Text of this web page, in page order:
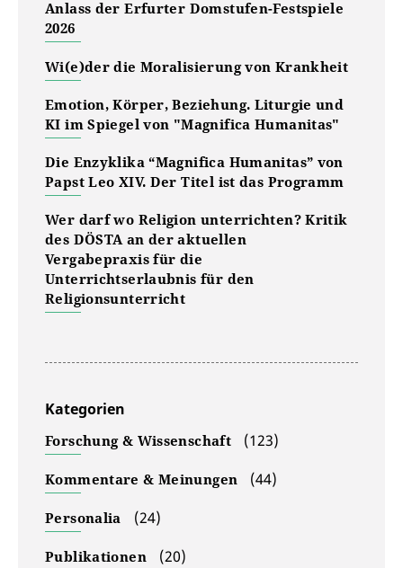
Anlass der Erfurter Domstufen-Festspiele
2026
Wi(e)der die Moralisierung von Krankheit
Emotion, Körper, Beziehung. Liturgie und
KI im Spiegel von "Magnifica Humanitas"
Die Enzyklika “Magnifica Humanitas” von
Papst Leo XIV. Der Titel ist das Programm
Wer darf wo Religion unterrichten? Kritik
des DÖSTA an der aktuellen
Vergabepraxis für die
Unterrichtserlaubnis für den
Religionsunterricht
Kategorien
Forschung & Wissenschaft (123)
Kommentare & Meinungen (44)
Personalia (24)
Publikationen (20)